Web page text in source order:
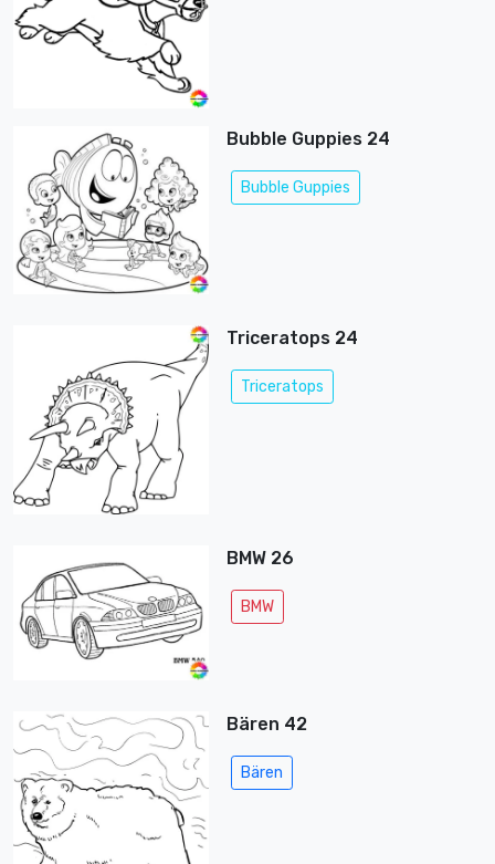
Bubble Guppies 24
Bubble Guppies
Triceratops 24
Triceratops
BMW 26
BMW
Bären 42
Bären